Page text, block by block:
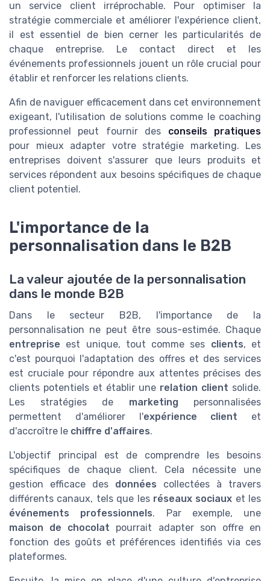
un service client irréprochable. Pour optimiser la
stratégie commerciale et améliorer l'expérience client,
il est essentiel de bien cerner les particularités de
chaque entreprise. Le contact direct et les
événements professionnels jouent un rôle crucial pour
établir et renforcer les relations clients.
Afin de naviguer efficacement dans cet environnement
exigeant, l'utilisation de solutions comme le coaching
professionnel peut fournir des conseils pratiques
pour mieux adapter votre stratégie marketing. Les
entreprises doivent s'assurer que leurs produits et
services répondent aux besoins spécifiques de chaque
client potentiel.
L'importance de la
personnalisation dans le B2B
La valeur ajoutée de la personnalisation
dans le monde B2B
Dans le secteur B2B, l'importance de la
personnalisation ne peut être sous-estimée. Chaque
entreprise est unique, tout comme ses clients, et
c'est pourquoi l'adaptation des offres et des services
est cruciale pour répondre aux attentes précises des
clients potentiels et établir une relation client solide.
Les stratégies de marketing personnalisées
permettent d'améliorer l'expérience client et
d'accroître le chiffre d'affaires.
L'objectif principal est de comprendre les besoins
spécifiques de chaque client. Cela nécessite une
gestion efficace des données collectées à travers
différents canaux, tels que les réseaux sociaux et les
événements professionnels. Par exemple, une
maison de chocolat pourrait adapter son offre en
fonction des goûts et préférences identifiés via ces
plateformes.